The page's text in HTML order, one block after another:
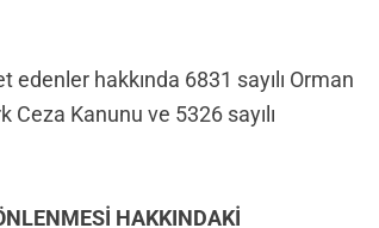
hakkında 6831 sayılı Orman
Ceza Kanunu ve 5326 sayılı
HAKKINDAKİ